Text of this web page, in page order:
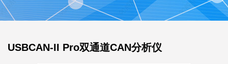
USBCAN-II Pro双通道CAN分析仪